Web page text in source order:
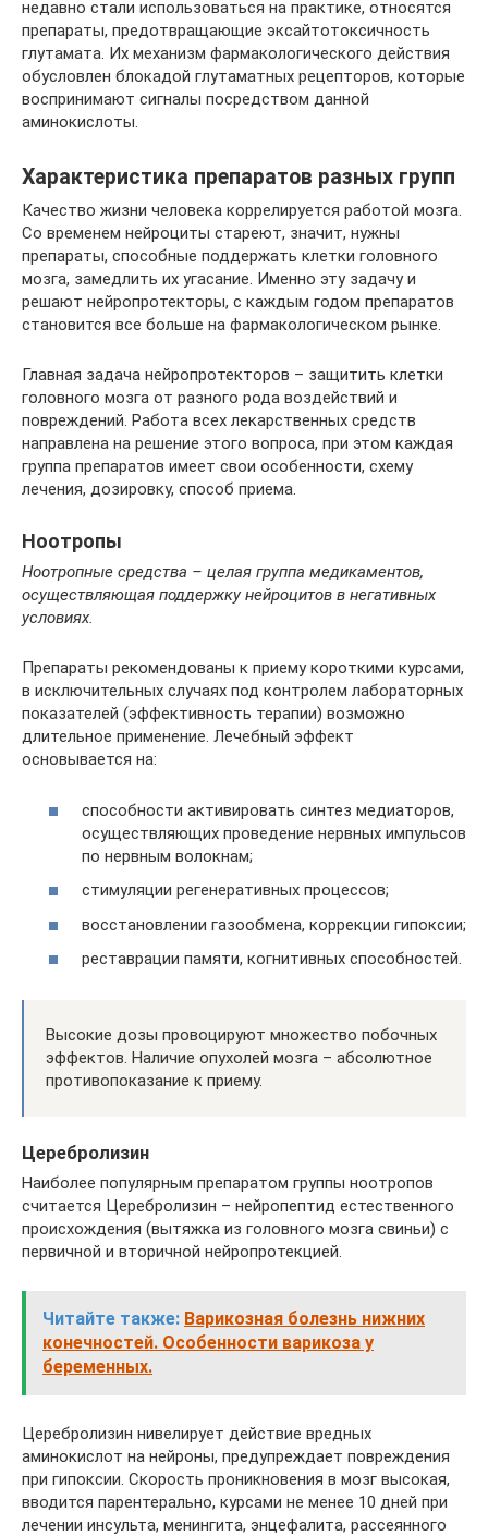
недавно стали использоваться на практике, относятся
препараты, предотвращающие эксайтотоксичность
глутамата. Их механизм фармакологического действия
обусловлен блокадой глутаматных рецепторов, которые
воспринимают сигналы посредством данной
аминокислоты.
Характеристика препаратов разных групп
Качество жизни человека коррелируется работой мозга.
Со временем нейроциты стареют, значит, нужны
препараты, способные поддержать клетки головного
мозга, замедлить их угасание. Именно эту задачу и
решают нейропротекторы, с каждым годом препаратов
становится все больше на фармакологическом рынке.
Главная задача нейропротекторов – защитить клетки
головного мозга от разного рода воздействий и
повреждений. Работа всех лекарственных средств
направлена на решение этого вопроса, при этом каждая
группа препаратов имеет свои особенности, схему
лечения, дозировку, способ приема.
Ноотропы
Ноотропные средства – целая группа медикаментов,
осуществляющая поддержку нейроцитов в негативных
условиях.
Препараты рекомендованы к приему короткими курсами,
в исключительных случаях под контролем лабораторных
показателей (эффективность терапии) возможно
длительное применение. Лечебный эффект
основывается на:
способности активировать синтез медиаторов,
осуществляющих проведение нервных импульсов
по нервным волокнам;
стимуляции регенеративных процессов;
восстановлении газообмена, коррекции гипоксии;
реставрации памяти, когнитивных способностей.
Высокие дозы провоцируют множество побочных
эффектов. Наличие опухолей мозга – абсолютное
противопоказание к приему.
Церебролизин
Наиболее популярным препаратом группы ноотропов
считается Церебролизин – нейропептид естественного
происхождения (вытяжка из головного мозга свиньи) с
первичной и вторичной нейропротекцией.
Читайте также: Варикозная болезнь нижних
конечностей. Особенности варикоза у
беременных.
Церебролизин нивелирует действие вредных
аминокислот на нейроны, предупреждает повреждения
при гипоксии. Скорость проникновения в мозг высокая,
вводится парентерально, курсами не менее 10 дней при
лечении инсульта, менингита, энцефалита, рассеянного